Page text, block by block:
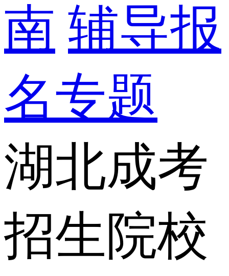
南 辅导报
名专题
湖北成考
招生院校